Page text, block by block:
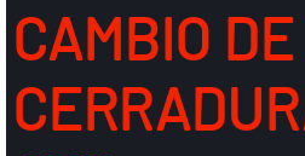
CAMBIO DE